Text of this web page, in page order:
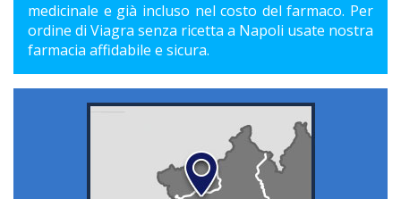
medicinale e già incluso nel costo del farmaco. Per
ordine di Viagra senza ricetta a Napoli usate nostra
farmacia affidabile e sicura.